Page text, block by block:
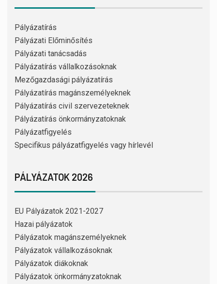
Pályázatírás
Pályázati Előminősítés
Pályázati tanácsadás
Pályázatírás vállalkozásoknak
Mezőgazdasági pályázatírás
Pályázatírás magánszemélyeknek
Pályázatírás civil szervezeteknek
Pályázatírás önkormányzatoknak
Pályázatfigyelés
Specifikus pályázatfigyelés vagy hírlevél
PÁLYÁZATOK 2026
EU Pályázatok 2021-2027
Hazai pályázatok
Pályázatok magánszemélyeknek
Pályázatok vállalkozásoknak
Pályázatok diákoknak
Pályázatok önkormányzatoknak